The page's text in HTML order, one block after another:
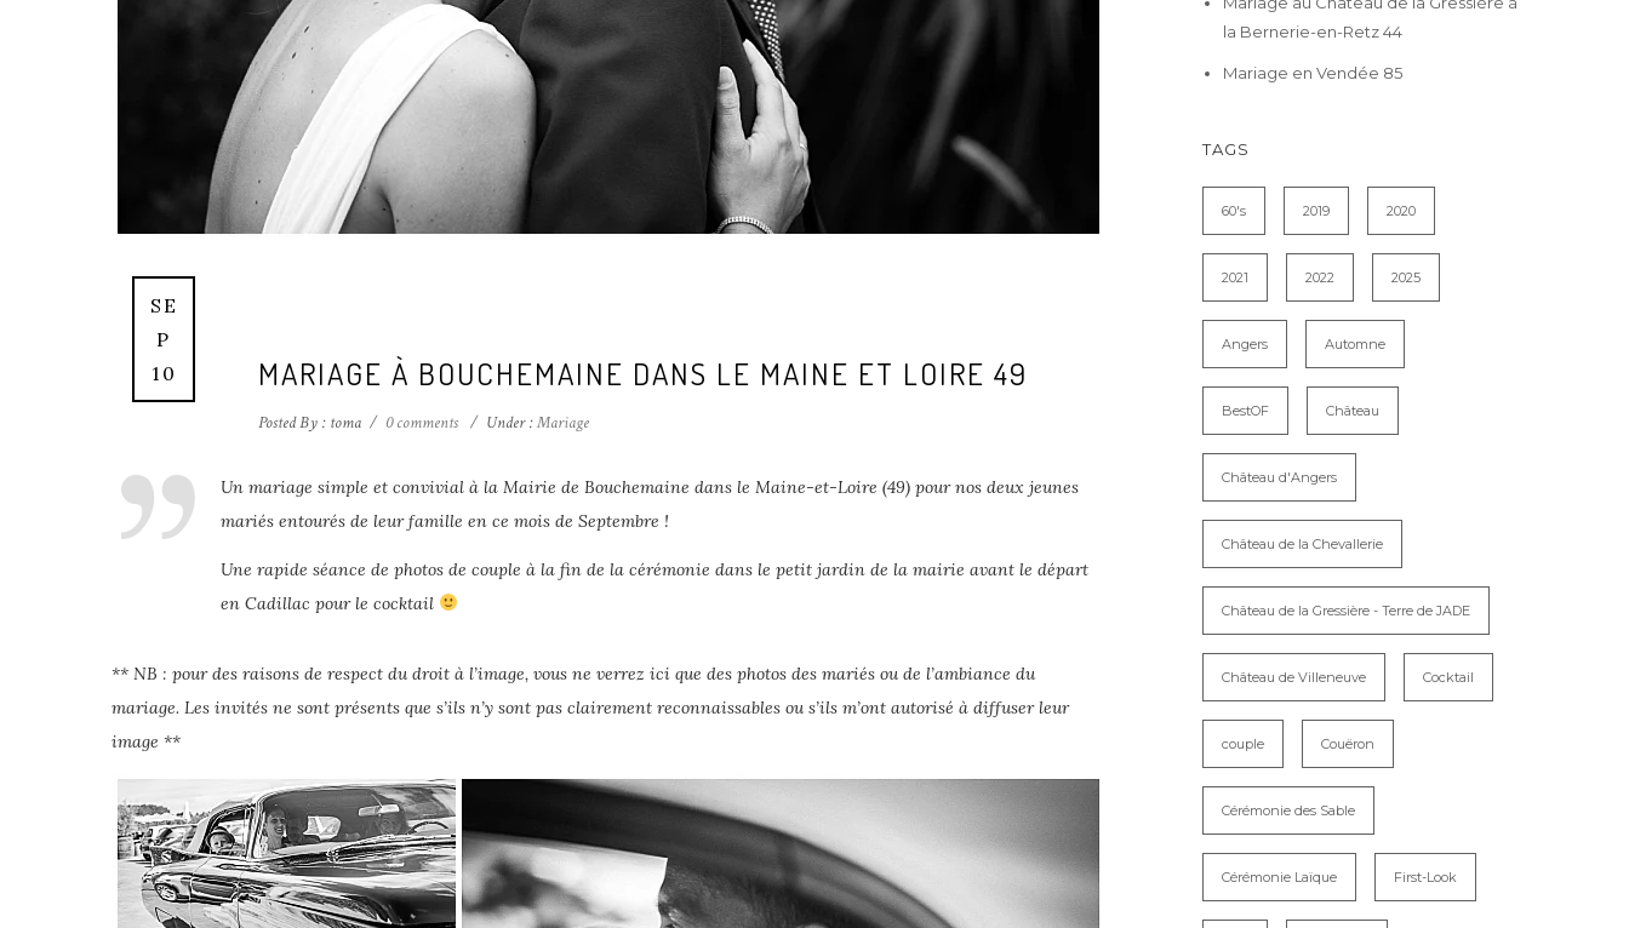
SE
P
10
MARIAGE À BOUCHEMAINE DANS LE MAINE ET LOIRE 49
Posted By : toma / 0 comments / Under :Mariage
Un mariage simple et convivial à la Mairie de Bouchemaine dans le Maine-et-Loire (49) pour nos deux jeunes
mariés entourés de leur famille en ce mois de Septembre !
Une rapide séance de photos de couple à la fin de la cérémonie dans le petit jardin de la mairie avant le départ
en Cadillac pour le cocktail
** NB : pour des raisons de respect du droit à l’image, vous ne verrez ici que des photos des mariés ou de l’ambiance du
mariage. Les invités ne sont présents que s’ils n’y sont pas clairement reconnaissables ou s’ils m’ont autorisé à diffuser leur
image **
la Bernerie-en-Retz 44
Mariage en Vendée 85
TAGS
60's 2019 2020
2021 2022 2025
Angers Automne
BestOF Château
Château d'Angers
Château de la Chevallerie
Château de la Gressière - Terre de JADE
Château de Villeneuve Cocktail
couple Couëron
Cérémonie des Sable
Cérémonie Laïque First-Look